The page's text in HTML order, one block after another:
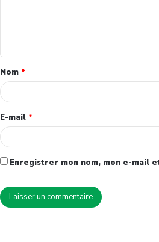
Nom *
E-mail *
Enregistrer mon nom, mon e-mail